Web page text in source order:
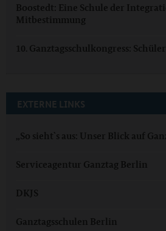
Boostedt: Eine Schule der
Mitbestimmung
10. Ganztagsschulkongress:
EXTERNE LINKS
„So sieht`s aus: Unser Blick auf
Serviceagentur Ganztag Berlin
DKJS
Ganztagsschulen Berlin